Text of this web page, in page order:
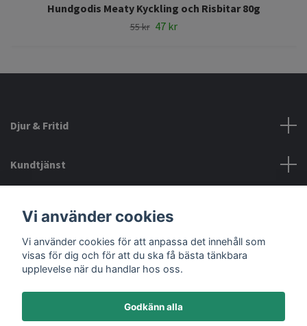
Hundgodis Meaty Kyckling och Risbitar 80g
55 kr 47 kr
Djur & Fritid
Kundtjänst
Sociala medier
Vi använder cookies
Vi använder cookies för att anpassa det innehåll som
visas för dig och för att du ska få bästa tänkbara
upplevelse när du handlar hos oss.
Godkänn alla